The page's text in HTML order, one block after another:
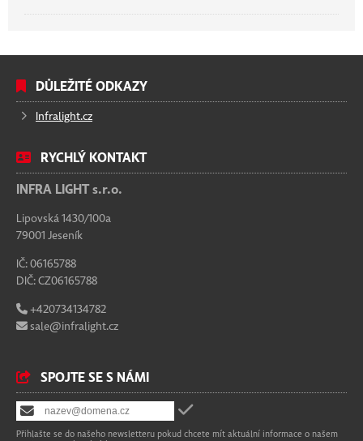
DŮLEŽITÉ ODKAZY
Infralight.cz
RYCHLÝ KONTAKT
INFRA LIGHT s.r.o.
Lipovská 1430/100a
79001 Jeseník
IČ: 06165788
DIČ: CZ06165788
+420734134782
sale@infralight.cz
SPOJTE SE S NÁMI
Přihlašte se do našeho newsletteru pokud chcete mít aktuální informace o našem